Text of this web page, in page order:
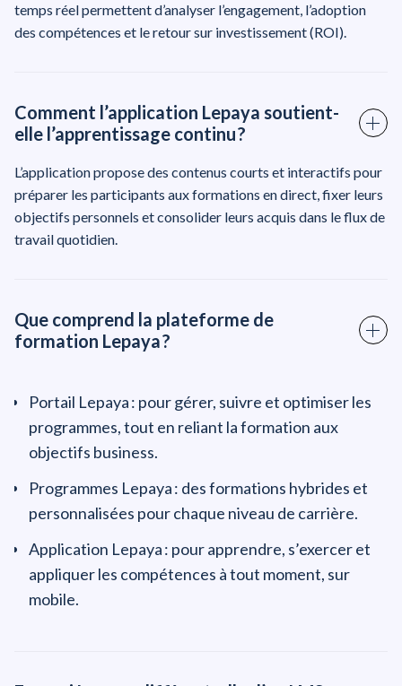
temps réel permettent d’analyser l’engagement, l’adoption
des compétences et le retour sur investissement (ROI).
Comment l’application Lepaya soutient-
elle l’apprentissage continu ?
L’application propose des contenus courts et interactifs pour
préparer les participants aux formations en direct, fixer leurs
objectifs personnels et consolider leurs acquis dans le flux de
travail quotidien.
Que comprend la plateforme de
formation Lepaya ?
Portail Lepaya : pour gérer, suivre et optimiser les
programmes, tout en reliant la formation aux
objectifs business.
Programmes Lepaya : des formations hybrides et
personnalisées pour chaque niveau de carrière.
Application Lepaya : pour apprendre, s’exercer et
appliquer les compétences à tout moment, sur
mobile.